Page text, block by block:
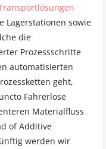
Lagerstationen sowie
die
Prozessschritte
automatisierten
geht,
Fahrerlose
Materialfluss
of Additive
werden wir